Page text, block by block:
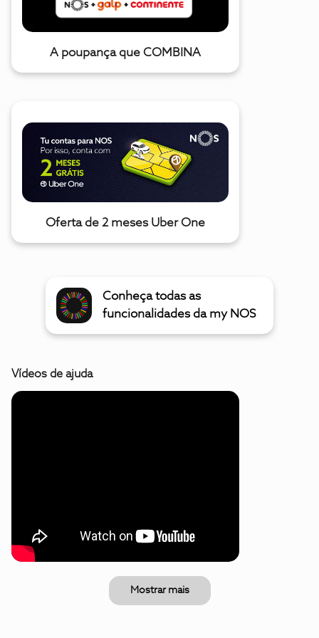
A poupança que COMBINA
Oferta de 2 meses Uber One
Conheça todas as
funcionalidades da my NOS
Vídeos de ajuda
Mostrar mais